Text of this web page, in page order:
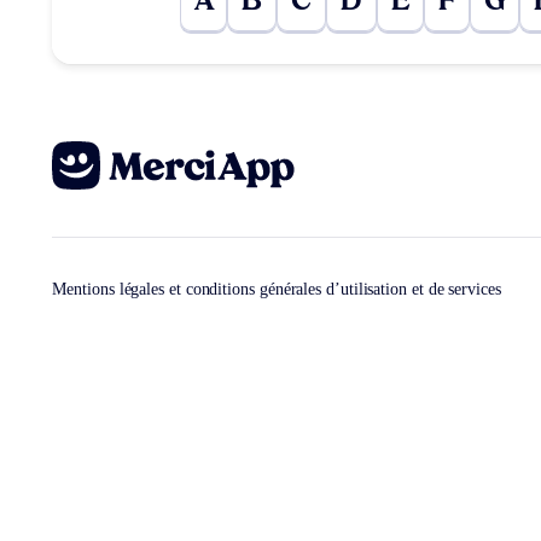
Mentions légales et conditions générales d’utilisation et de services